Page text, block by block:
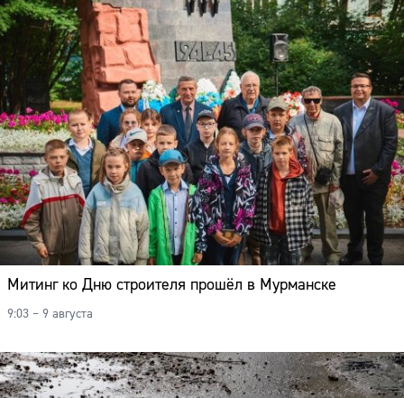
Митинг ко Дню строителя прошёл в Мурманске
9:03 – 9 августа